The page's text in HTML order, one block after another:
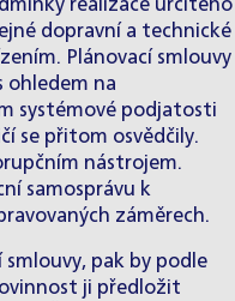
realizace určitého
dopravní a technické
Plánovací smlouvy
ohledem na
systémové podjatosti
se přitom osvědčily.
nástrojem.
samosprávu k
záměrech.
pak by podle
ji předložit